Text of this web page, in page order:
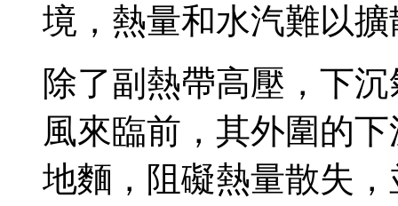
境，熱量和水汽難以
除了副熱帶高壓，下
風來臨前，其外圍的
地麵，阻礙熱量散失